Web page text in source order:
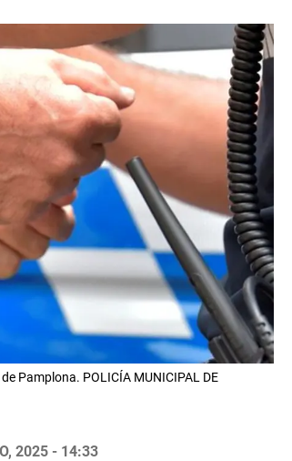
Pamplona. POLICÍA MUNICIPAL DE
2025 - 14:33